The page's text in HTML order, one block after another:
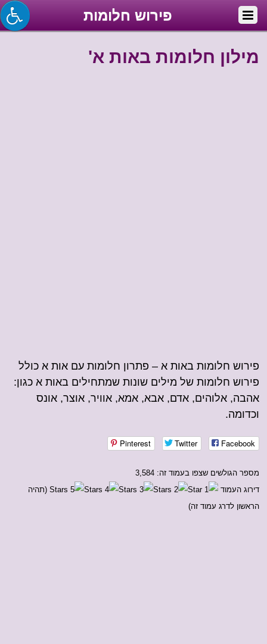
פירוש חלומות
מילון חלומות באות א'
פירוש חלומות באות א – פתרון חלומות עם אות א כולל
פירוש חלומות של מילים שונות שמתחילים באות א כגון:
אהבה, אלוהים, אדם, אבא, אמא, אוויר, אוצר, אונס
וכדומה.
Facebook
Twitter
Pinterest
מספר הגולשים שצפו בעמוד זה: 3,584
דירוג העמוד
(תהיה
הראשון לדרג עמוד זה)